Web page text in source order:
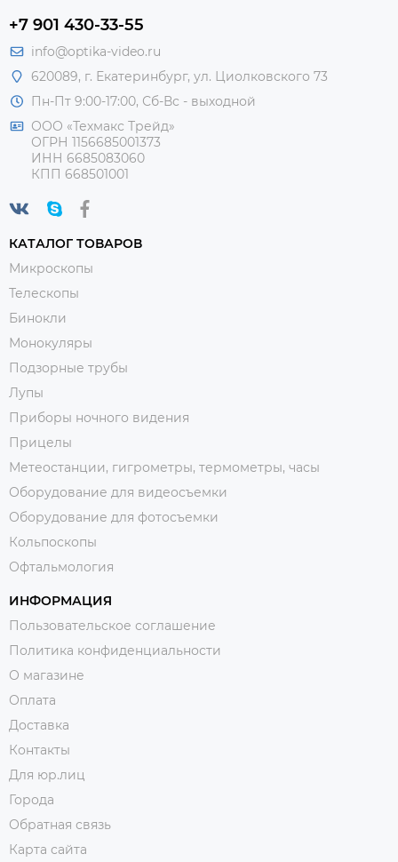
+7 901 430-33-55
info@optika-video.ru
620089, г. Екатеринбург, ул. Циолковского 73
Пн-Пт 9:00-17:00, Сб-Вс - выходной
ООО «Техмакс Трейд»
ОГРН 1156685001373
ИНН 6685083060
КПП 668501001
КАТАЛОГ ТОВАРОВ
Микроскопы
Телескопы
Бинокли
Монокуляры
Подзорные трубы
Лупы
Приборы ночного видения
Прицелы
Метеостанции, гигрометры, термометры, часы
Оборудование для видеосъемки
Оборудование для фотосъемки
Кольпоскопы
Офтальмология
ИНФОРМАЦИЯ
Пользовательское соглашение
Политика конфиденциальности
О магазине
Оплата
Доставка
Контакты
Для юр.лиц
Города
Обратная связь
Карта сайта